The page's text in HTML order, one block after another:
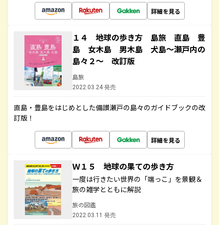
詳細を見る
１４ 地球の歩き方 島旅 直島 豊
島 女木島 男木島 犬島～瀬戸内の
島々２～ 改訂版
島旅
2022.03.24 発売
直島・豊島をはじめとした備讃瀬戸の島々のガイドブックの改
訂版！
詳細を見る
Ｗ１５ 地球の果ての歩き方
一度は行きたい世界の「端っこ」を景観＆
旅の雑学とともに解説
旅の図鑑
2022.03.11 発売